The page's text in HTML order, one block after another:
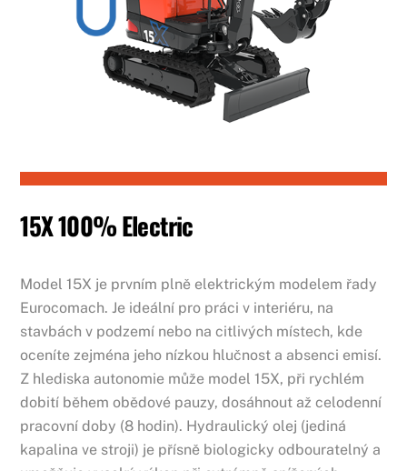
15X 100% Electric
Model 15X je prvním plně elektrickým modelem řady
Eurocomach. Je ideální pro práci v interiéru, na
stavbách v podzemí nebo na citlivých místech, kde
oceníte zejména jeho nízkou hlučnost a absenci emisí.
Z hlediska autonomie může model 15X, při rychlém
dobití během obědové pauzy, dosáhnout až celodenní
pracovní doby (8 hodin). Hydraulický olej (jediná
kapalina ve stroji) je přísně biologicky odbouratelný a